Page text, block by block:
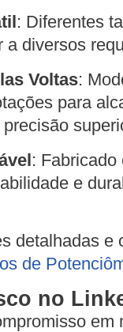
: Diferentes
a diversos
Voltas:
para
:
e
detalhadas e
de
no
em